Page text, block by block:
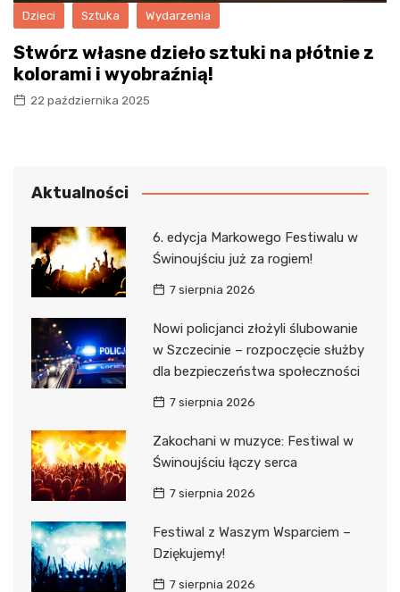
Dzieci Sztuka Wydarzenia
Stwórz własne dzieło sztuki na płótnie z
kolorami i wyobraźnią!
22 października 2025
Aktualności
6. edycja Markowego Festiwalu w
Świnoujściu już za rogiem!
7 sierpnia 2026
Nowi policjanci złożyli ślubowanie
w Szczecinie – rozpoczęcie służby
dla bezpieczeństwa społeczności
7 sierpnia 2026
Zakochani w muzyce: Festiwal w
Świnoujściu łączy serca
7 sierpnia 2026
Festiwal z Waszym Wsparciem –
Dziękujemy!
7 sierpnia 2026